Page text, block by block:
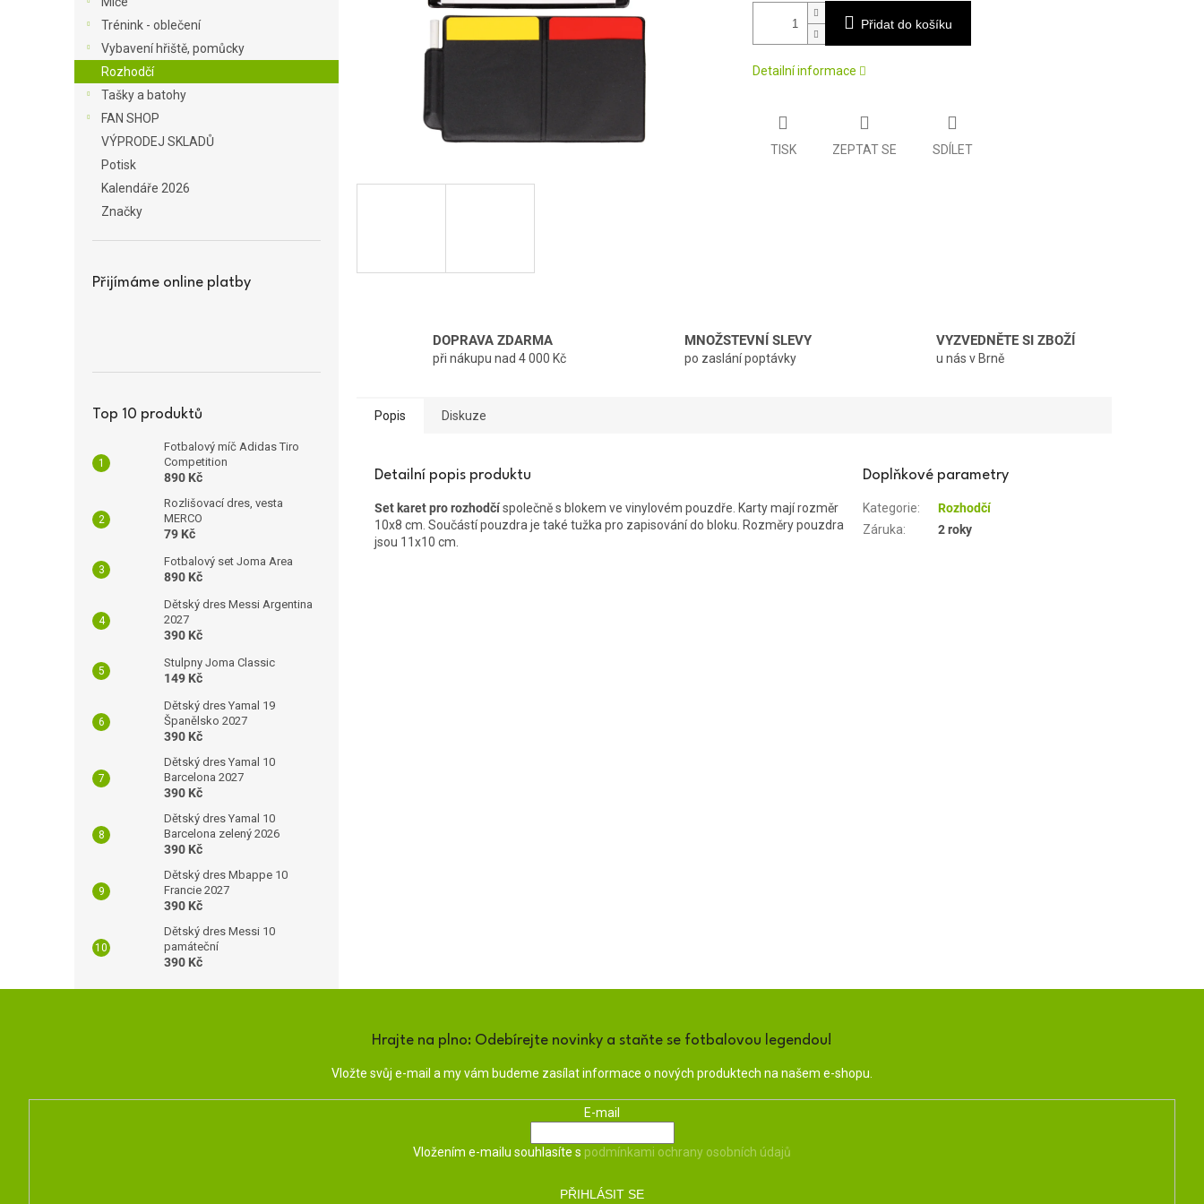
e
Trénink - oblečení
Vybavení hřiště, pomůcky
Rozhodčí
Tašky a batohy
FAN SHOP
VÝPRODEJ SKLADŮ
Potisk
Kalendáře 2026
Značky
Přijímáme online platby
Top 10 produktů
Fotbalový míč Adidas Tiro
Competition
890 Kč
Rozlišovací dres, vesta
MERCO
79 Kč
Fotbalový set Joma Area
890 Kč
Dětský dres Messi Argentina
2027
390 Kč
Stulpny Joma Classic
149 Kč
Dětský dres Yamal 19
Španělsko 2027
390 Kč
Dětský dres Yamal 10
Barcelona 2027
390 Kč
Dětský dres Yamal 10
Barcelona zelený 2026
390 Kč
Dětský dres Mbappe 10
Francie 2027
390 Kč
Dětský dres Messi 10
památeční
390 Kč
Přidat do košíku
Detailní informace
TISK ZEPTAT SE SDÍLET
DOPRAVA ZDARMA
při nákupu nad 4 000 Kč
MNOŽSTEVNÍ SLEVY
po zaslání poptávky
VYZVEDNĚTE SI ZBOŽÍ
u nás v Brně
Popis Diskuze
Detailní popis produktu
Set karet pro rozhodčíspolečně s blokem ve vinylovém pouzdře. Karty mají rozměr
10x8 cm. Součástí pouzdra je také tužka pro zapisování do bloku. Rozměry pouzdra
jsou 11x10 cm.
Doplňkové parametry
Kategorie:
Rozhodčí
Záruka: 2 roky
Hrajte na plno: Odebírejte novinky a staňte se fotbalovou legendou!
Vložte svůj e-mail a my vám budeme zasílat informace o nových produktech na našem e-shopu.
E-mail
Vložením e-mailu souhlasíte s podmínkami ochrany osobních údajů
PŘIHLÁSIT SE